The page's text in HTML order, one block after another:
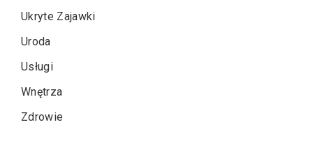
Ukryte Zajawki
Uroda
Usługi
Wnętrza
Zdrowie